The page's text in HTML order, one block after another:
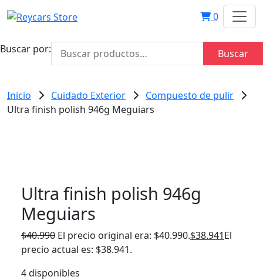
0
Buscar por: Buscar
Inicio Cuidado Exterior
Compuesto de pulir
Ultra finish polish 946g Meguiars
Ultra finish polish 946g
Meguiars
$40.990 El precio original era: $40.990.$38.941El
precio actual es: $38.941.
4 disponibles